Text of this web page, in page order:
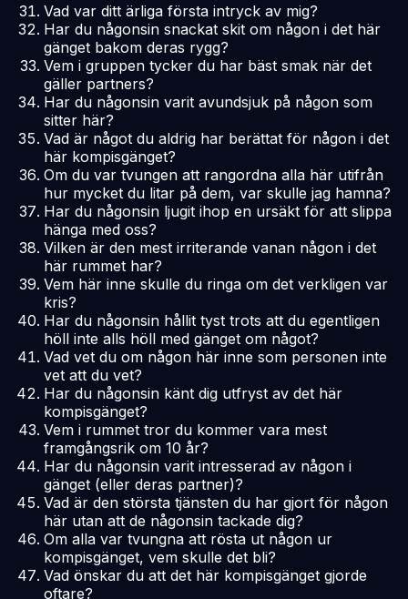
Vad var ditt ärliga första intryck av mig?
Har du någonsin snackat skit om någon i det här
gänget bakom deras rygg?
Vem i gruppen tycker du har bäst smak när det
gäller partners?
Har du någonsin varit avundsjuk på någon som
sitter här?
Vad är något du aldrig har berättat för någon i det
här kompisgänget?
Om du var tvungen att rangordna alla här utifrån
hur mycket du litar på dem, var skulle jag hamna?
Har du någonsin ljugit ihop en ursäkt för att slippa
hänga med oss?
Vilken är den mest irriterande vanan någon i det
här rummet har?
Vem här inne skulle du ringa om det verkligen var
kris?
Har du någonsin hållit tyst trots att du egentligen
höll inte alls höll med gänget om något?
Vad vet du om någon här inne som personen inte
vet att du vet?
Har du någonsin känt dig utfryst av det här
kompisgänget?
Vem i rummet tror du kommer vara mest
framgångsrik om 10 år?
Har du någonsin varit intresserad av någon i
gänget (eller deras partner)?
Vad är den största tjänsten du har gjort för någon
här utan att de någonsin tackade dig?
Om alla var tvungna att rösta ut någon ur
kompisgänget, vem skulle det bli?
Vad önskar du att det här kompisgänget gjorde
oftare?